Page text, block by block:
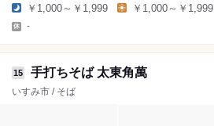
￥1,000～￥1,999 ￥1,000～￥1,999
-
15 手打ちそば 太東角萬
いすみ市 / そば